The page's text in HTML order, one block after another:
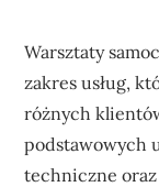
Warsztaty
zakres usług,
różnych
podstawowych
techniczne